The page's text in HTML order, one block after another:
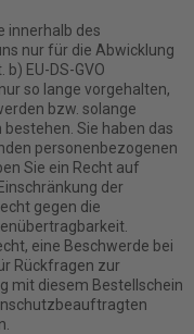
innerhalb des
nur für die Abwicklung
EU-DS-GVO
so lange vorgehalten,
bzw. solange
Sie haben das
personenbezogenen
Sie ein Recht auf
der
gegen die
eine Beschwerde bei
Rückfragen zur
mit diesem Bestellschein